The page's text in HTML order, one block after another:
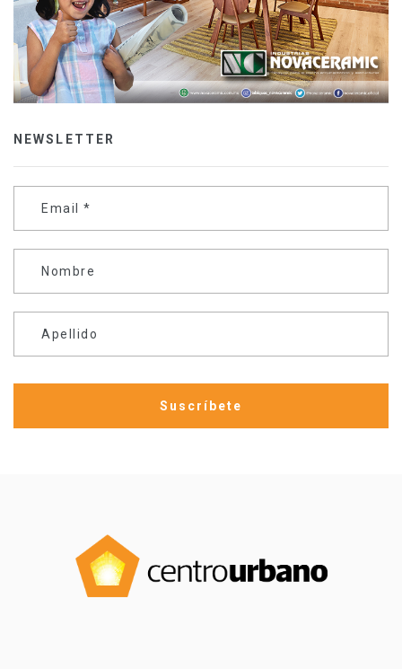
NEWSLETTER
Email *
Nombre
Apellido